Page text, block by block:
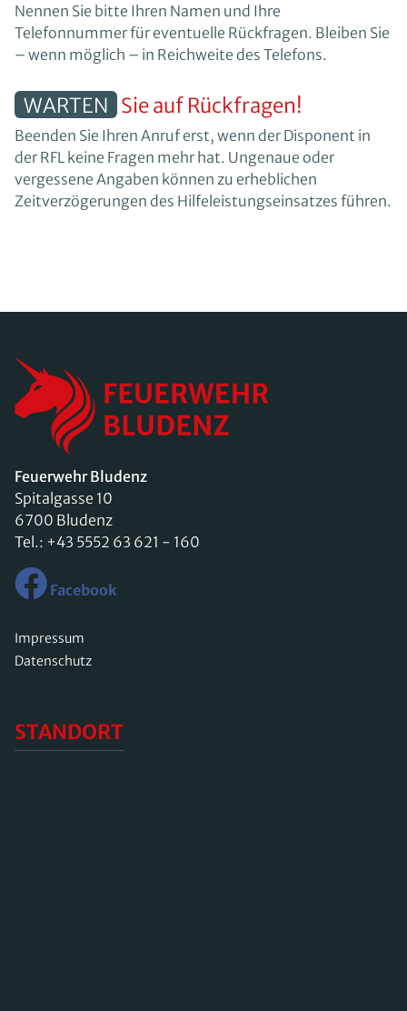
Nennen Sie bitte Ihren Namen und Ihre
Telefonnummer für eventuelle Rückfragen. Bleiben Sie
– wenn möglich – in Reichweite des Telefons.
WARTEN Sie auf Rückfragen!
Beenden Sie Ihren Anruf erst, wenn der Disponent in
der RFL keine Fragen mehr hat. Ungenaue oder
vergessene Angaben können zu erheblichen
Zeitverzögerungen des Hilfeleistungseinsatzes führen.
Feuerwehr Bludenz
Spitalgasse 10
6700 Bludenz
Tel.: +43 5552 63 621 - 160
Facebook
Impressum
Datenschutz
STANDORT